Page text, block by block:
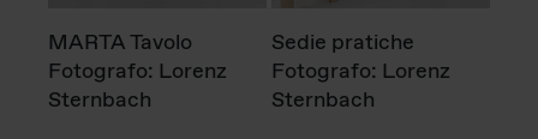
MARTA Tavolo
Fotografo: Lorenz
Sternbach
Sedie pratiche
Fotografo: Lorenz
Sternbach